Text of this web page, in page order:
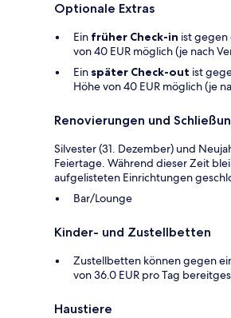
Optionale Extras
Ein früher Check-in ist gegen
von 40 EUR möglich (je nach
Ein später Check-out ist
Höhe von 40 EUR möglich (je
Renovierungen und
Silvester (31. Dezember) und
Feiertage. Während dieser Zeit
aufgelisteten Einrichtungen
Bar/Lounge
Kinder- und Zustellbetten
Zustellbetten können gegen
von 36.0 EUR pro Tag
Haustiere